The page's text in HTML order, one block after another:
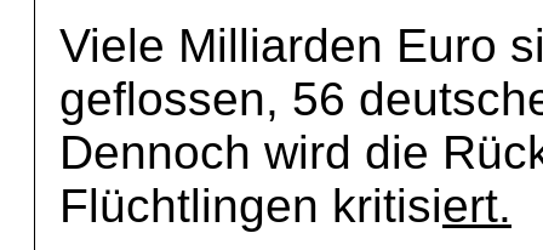
Viele Milliarden Euro
geflossen, 56
Dennoch wird die
Flüchtlingen kritisiert.